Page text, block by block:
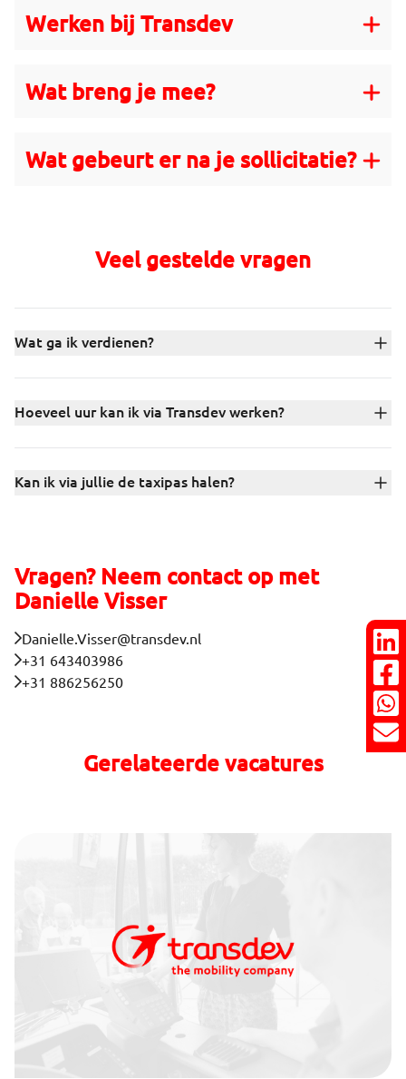
Werken bij Transdev
Wat breng je mee?
Wat gebeurt er na je sollicitatie?
Game on!
game binnen 15 minuten na je sollicitatie in je mail en
speelt deze gewoon op je mobiel.
Veel gestelde vragen
Wat ga ik verdienen?
Hoeveel uur kan ik via Transdev werken?
Kan ik via jullie de taxipas halen?
Vragen? Neem contact op met
Danielle Visser
Danielle.Visser@transdev.nl
+31 643403986
+31 886256250
Gerelateerde vacatures